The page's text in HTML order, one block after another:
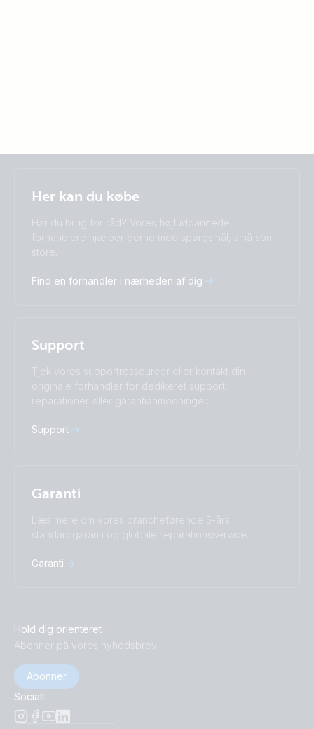
Dansk
Change language
Čeština
Dansk
Italiano
Magyar
Suomalainen
Русский
Українська
中國人
Subscribe
Her kan du købe
Har du brug for råd? Vores højtuddannede
forhandlere hjælper gerne med spørgsmål, små som
store.
Find en forhandler i nærheden af dig
Support
Tjek vores supportressourcer eller kontakt din
originale forhandler for dedikeret support,
reparationer eller garantianmodninger.
Support
Garanti
Læs mere om vores brancheførende 5-års
standardgaranti og globale reparationsservice.
Garanti
Hold dig orienteret
Abonner på vores nyhedsbrev
Abonner
Socialt